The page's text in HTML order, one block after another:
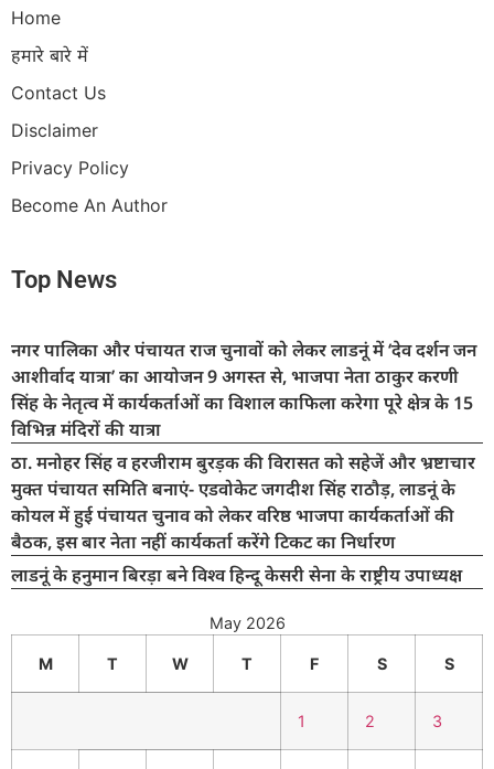
Home
हमारे बारे में
Contact Us
Disclaimer
Privacy Policy
Become An Author
Top News
नगर पालिका और पंचायत राज चुनावों को लेकर लाडनूं में ‘देव दर्शन जन
आशीर्वाद यात्रा’ का आयोजन 9 अगस्त से, भाजपा नेता ठाकुर करणी
सिंह के नेतृत्व में कार्यकर्ताओं का विशाल काफिला करेगा पूरे क्षेत्र के 15
विभिन्न मंदिरों की यात्रा
ठा. मनोहर सिंह व हरजीराम बुरड़क की विरासत को सहेजें और भ्रष्टाचार
मुक्त पंचायत समिति बनाएं- एडवोकेट जगदीश सिंह राठौड़, लाडनूं के
कोयल में हुई पंचायत चुनाव को लेकर वरिष्ठ भाजपा कार्यकर्ताओं की
बैठक, इस बार नेता नहीं कार्यकर्ता करेंगे टिकट का निर्धारण
लाडनूं के हनुमान बिरड़ा बने विश्व हिन्दू केसरी सेना के राष्ट्रीय उपाध्यक्ष
May 2026
M T W T F S S
1 2 3